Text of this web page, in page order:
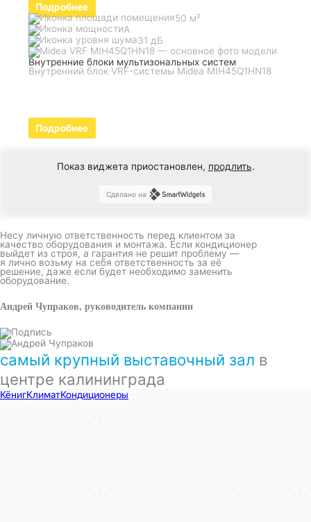
Подробнее
50 м²
A
31 дБ
Внутренние блоки мультизональных систем
Внутренний блок VRF-системы Midea MIH45Q1HN18
Подробнее
Показ виджета приостановлен, продлить.
Сделано на
Несу личную ответственность перед клиентом за
качество оборудования и монтажа. Если кондиционер
выйдет из строя, а гарантия не решит проблему —
я лично возьму на себя ответственность за её
решение, даже если будет необходимо заменить
оборудование.
Андрей Чупраков, руководитель компании
самый крупный выставочный зал в
центре калининграда
КёнигКлимат
Кондиционеры в Калининграде